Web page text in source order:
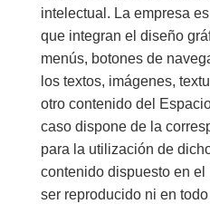
intelectual. La empresa
que integran el diseño
menús, botones de
los textos, imágenes,
otro contenido del
caso dispone de la
para la utilización de
contenido dispuesto en
ser reproducido ni en